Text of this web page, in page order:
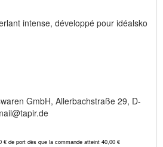
intense, développé pour idéalsko
GmbH, Allerbachstraße 29, D-
€ de port dès que la commande atteint 40,00 €